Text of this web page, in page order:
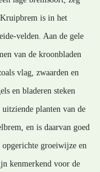
is in het
velden. Aan de gele
van de kroonbladen
vlag, zwaarden en
en bladeren steken
planten van de
en is daarvan goed
opgerichte groeiwijze en
kenmerkend voor de